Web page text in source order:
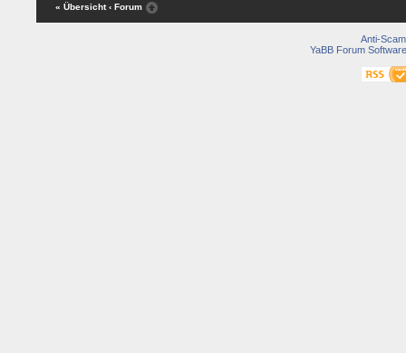
« Übersicht ‹ Forum
Anti-Scam
YaBB Forum Software